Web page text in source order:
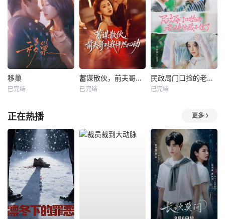
移巢
已完结
蓄谋散伙，前夫哥对我怦然心动
已完结
民政局门口捡的老公身份藏不住了
已完结
正在热播 更多